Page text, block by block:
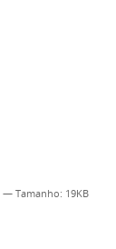
—Tamanho: 19KB